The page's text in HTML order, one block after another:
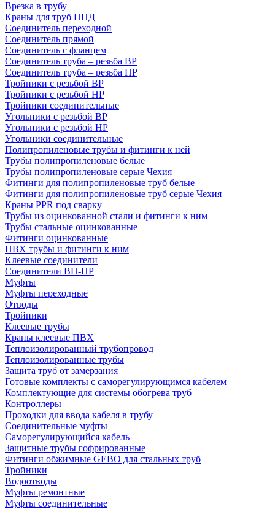
Врезка в трубу
Краны для труб ПНД
Соединитель переходной
Соединитель прямой
Соединитель с фланцем
Соединитель труба – резьба ВР
Соединитель труба – резьба НР
Тройники с резьбой ВР
Тройники с резьбой НР
Тройники соединительные
Угольники с резьбой ВР
Угольники с резьбой НР
Угольники соединительные
Полипропиленовые трубы и фитинги к ней
Трубы полипропиленовые белые
Трубы полипропиленовые серые Чехия
Фитинги для полипропиленовые труб белые
Фитинги для полипропиленовые труб серые Чехия
Краны PPR под сварку
Трубы из оцинкованной стали и фитинги к ним
Трубы стальные оцинкованные
Фитинги оцинкованные
ПВХ трубы и фитинги к ним
Клеевые соединители
Соединители ВН-НР
Муфты
Муфты переходные
Отводы
Тройники
Клеевые трубы
Краны клеевые ПВХ
Теплоизолированный трубопровод
Теплоизолированные трубы
Защита труб от замерзания
Готовые комплекты с саморегулирующимся кабелем
Комплектующие для системы обогрева труб
Контроллеры
Проходки для ввода кабеля в трубу
Соединительные муфты
Саморегулирующийся кабель
Защитные трубы гофрированные
Фитинги обжимные GEBO для стальных труб
Тройники
Водоотводы
Муфты ремонтные
Муфты соединительные